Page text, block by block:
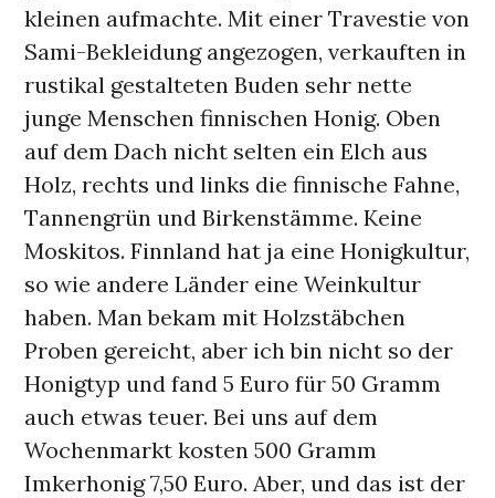
kleinen aufmachte. Mit einer Travestie von
Sami-Bekleidung angezogen, verkauften in
rustikal gestalteten Buden sehr nette
junge Menschen finnischen Honig. Oben
auf dem Dach nicht selten ein Elch aus
Holz, rechts und links die finnische Fahne,
Tannengrün und Birkenstämme. Keine
Moskitos. Finnland hat ja eine Honigkultur,
so wie andere Länder eine Weinkultur
haben. Man bekam mit Holzstäbchen
Proben gereicht, aber ich bin nicht so der
Honigtyp und fand 5 Euro für 50 Gramm
auch etwas teuer. Bei uns auf dem
Wochenmarkt kosten 500 Gramm
Imkerhonig 7,50 Euro. Aber, und das ist der